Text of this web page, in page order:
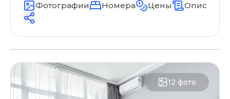
Фотографии Номера Цены Описание
12 фото